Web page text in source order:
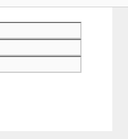
web